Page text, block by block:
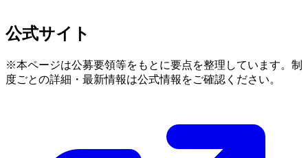
公式サイト
※本ページは公募要領等をもとに要点を整理しています。制
度ごとの詳細・最新情報は公式情報をご確認ください。